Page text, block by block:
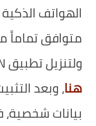
الهواتف
متوافق تماماً
ولتنزيل تطبيق Philippines VPN - PH VPN للاندرويد من
هنا، وبعد
بيانات شخصية،